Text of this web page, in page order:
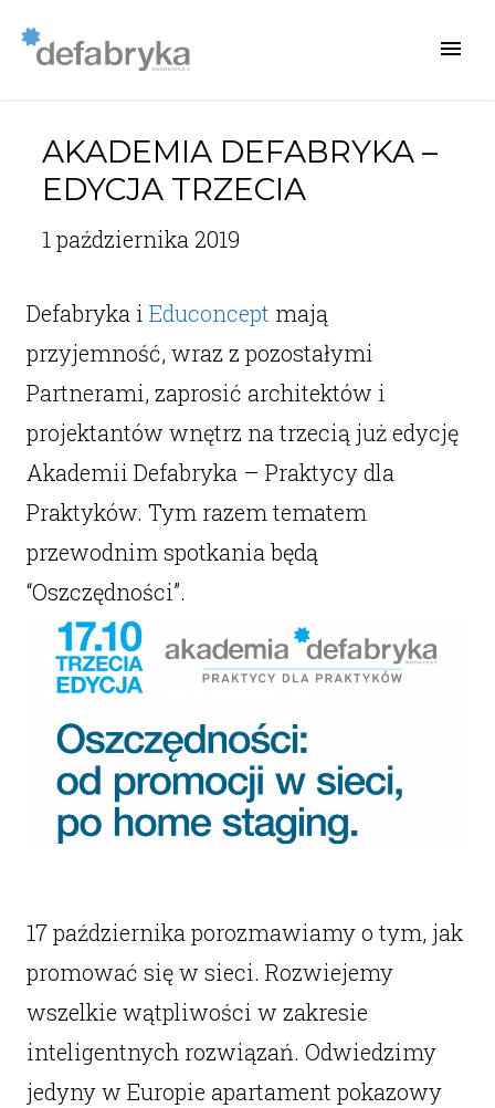
AKADEMIA DEFABRYKA –
EDYCJA TRZECIA
1 października 2019
Defabryka i Educoncept mają
przyjemność, wraz z pozostałymi
Partnerami, zaprosić architektów i
projektantów wnętrz na trzecią już edycję
Akademii Defabryka – Praktycy dla
Praktyków. Tym razem tematem
przewodnim spotkania będą
“Oszczędności”.
17 października porozmawiamy o tym, jak
promować się w sieci. Rozwiejemy
wszelkie wątpliwości w zakresie
inteligentnych rozwiązań. Odwiedzimy
jedyny w Europie apartament pokazowy